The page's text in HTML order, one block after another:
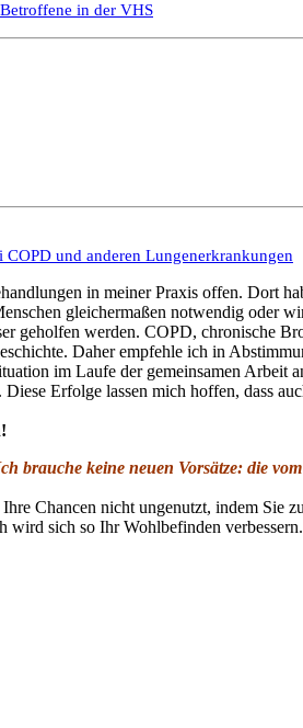
in der VHS
und anderen Lungenerkrankungen
in meiner Praxis offen. Dort
gleichermaßen notwendig oder
geholfen werden. COPD, chronische
Daher empfehle ich in
im Laufe der gemeinsamen
Erfolge lassen mich hoffen, dass
brauche keine neuen Vorsätze: die
Chancen nicht ungenutzt, indem
wird sich so Ihr Wohlbefinden verbessern.